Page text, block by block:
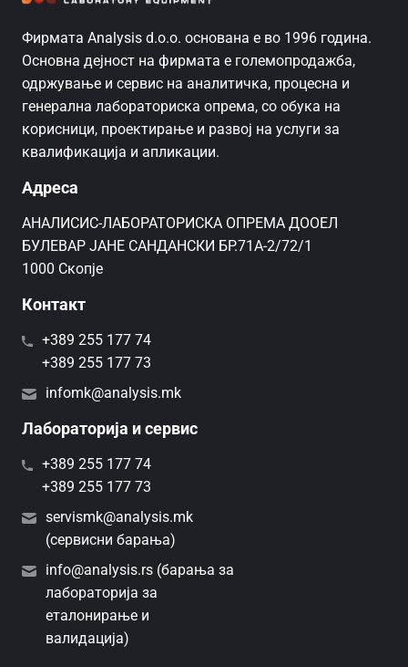
Фирмата Analysis d.o.o. основана е во 1996 година.
Основна дејност на фирмата е големопродажба,
одржување и сервис на аналитичка, процесна и
генерална лабораториска опрема, со обука на
корисници, проектирање и развој на услуги за
квалификација и апликации.
Адреса
AНАЛИСИС-ЛАБОРАТОРИСКА ОПРЕМА ДООЕЛ
БУЛЕВАР ЈАНЕ САНДАНСКИ БР.71А-2/72/1
1000 Скопје
Контакт
+389 255 177 74
+389 255 177 73
infomk@analysis.mk
Лабораторија и сервис
+389 255 177 74
+389 255 177 73
servismk@analysis.mk
(сервисни барања)
info@analysis.rs (барања за
лабораторија за
еталонирање и
валидација)